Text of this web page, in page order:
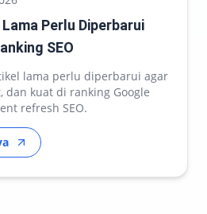
Perlu Diperbarui
SEO
lama perlu diperbarui agar
dan kuat di ranking Google
refresh SEO.